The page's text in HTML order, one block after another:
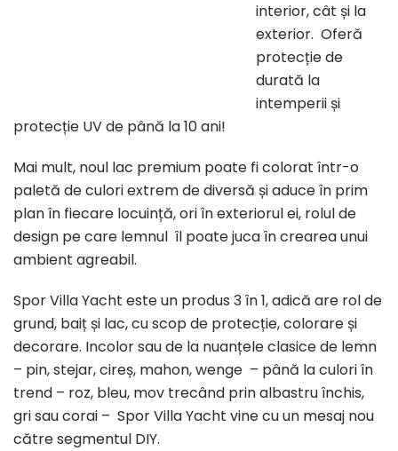
interior, cât și la
exterior. Oferă
protecție de
durată la
intemperii și
protecție UV de până la 10 ani!
Mai mult, noul lac premium poate fi colorat într-o
paletă de culori extrem de diversă și aduce în prim
plan în fiecare locuință, ori în exteriorul ei, rolul de
design pe care lemnul îl poate juca în crearea unui
ambient agreabil.
Spor Villa Yacht este un produs 3 în 1, adică are rol de
grund, baiț și lac, cu scop de protecție, colorare și
decorare. Incolor sau de la nuanțele clasice de lemn
– pin, stejar, cireș, mahon, wenge – până la culori în
trend – roz, bleu, mov trecând prin albastru închis,
gri sau corai – Spor Villa Yacht vine cu un mesaj nou
către segmentul DIY.